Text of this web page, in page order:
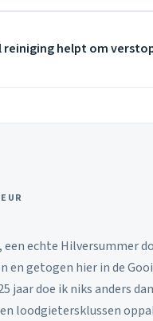
reiniging helpt om
een echte Hilversummer
en getogen hier in de
jaar doe ik niks anders
loodgietersklussen